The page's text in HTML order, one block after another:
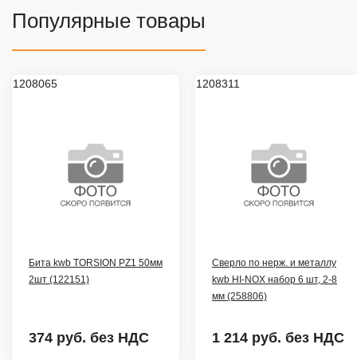
Популярные товары
1208065
Бита kwb TORSION PZ1 50мм
2шт (122151)
374 руб. без НДС
1208311
Сверло по нерж. и металлу
kwb HI-NOX набор 6 шт, 2-8
мм (258806)
1 214 руб. без НДС